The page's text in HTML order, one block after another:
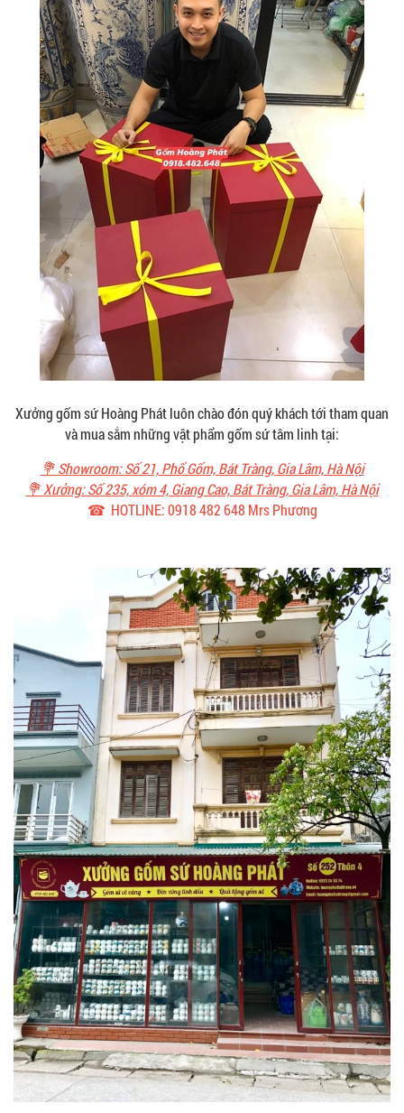
Xưởng gốm sứ Hoàng Phát luôn chào đón quý khách tới tham quan
và mua sắm những vật phẩm gốm sứ tâm linh tại:
💐 Showroom: Số 21, Phố Gốm, Bát Tràng, Gia Lâm, Hà Nội
💐 Xưởng: Số 235, xóm 4, Giang Cao, Bát Tràng, Gia Lâm, Hà Nội
☎ HOTLINE: 0918 482 648 Mrs Phương